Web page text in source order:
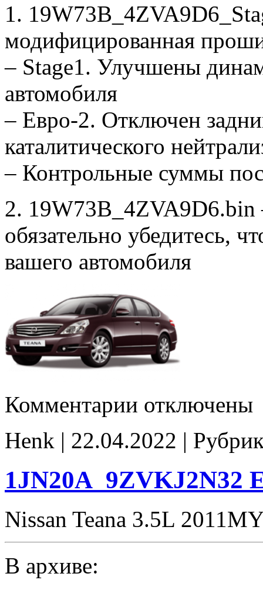
1.
модифицированная
– Stage1. Улучшены
автомобиля
– Евро-2. Отключен
каталитического
– Контрольные суммы
2. 19W73B_4ZVA9D6.bin
обязательно убедитесь,
вашего автомобиля
Комментарии записи
E2
CHK(ok)
отключены
Henk | 22.04.2022 |
1JN20A_9ZVKJ2N32
Nissan Teana 3.5L
В архиве: